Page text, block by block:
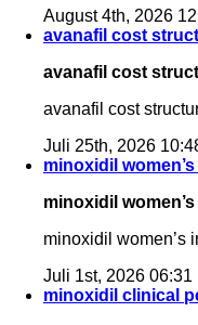
August 4th, 2026
avanafil cost
avanafil cost
avanafil cost
Juli 25th, 2026
minoxidil
minoxidil
minoxidil women’s
Juli 1st, 2026 06:31
minoxidil clinical